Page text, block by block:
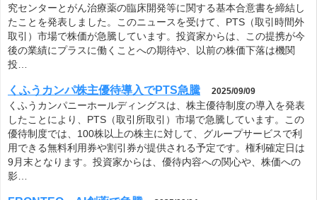
究センターとがん治療薬の臨床開発等に関する基本合意書を締結し
たことを発表しました。このニュースを受けて、PTS（取引時間外
取引）市場で株価が急騰しています。投資家からは、この提携が今
後の業績にプラスに働くことへの期待や、以前の株価下落は機関
投…
くふうカンパ株主優待導入でPTS急騰 2025/09/09
くふうカンパニーホールディングスは、株主優待制度の導入を発表
したことにより、PTS（取引所取引）市場で急騰しています。この
優待制度では、100株以上の株主に対して、グループサービスで利
用できる無料利用券や割引券が提供される予定です。権利確定日は
9月末となります。投資家からは、優待内容への関心や、株価への
影…